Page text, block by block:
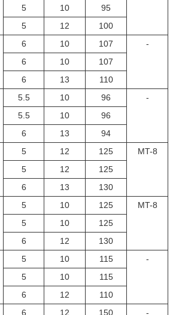
5
10
95
5
12
100
6 10 107
-
6
10
107
6
13
110
5.5 10 96
-
5.5
10
96
6
13
94
5 12 125
MT-8
5
12
125
6
13
130
5 10 125
MT-8
5
10
125
6
12
130
5 10 115
-
5
10
115
6
12
110
6 12 150
-